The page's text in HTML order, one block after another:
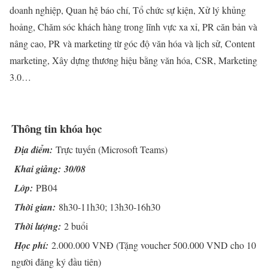
doanh nghiệp, Quan hệ báo chí, Tổ chức sự kiện, Xử lý khủng
hoảng, Chăm sóc khách hàng trong lĩnh vực xa xỉ, PR căn bản và
nâng cao, PR và marketing từ góc độ văn hóa và lịch sử, Content
marketing, Xây dựng thương hiệu bằng văn hóa, CSR, Marketing
3.0…
Thông tin khóa học
Địa điểm: Trực tuyến (Microsoft Teams)
Khai giảng: 30/08
Lớp: PB04
Thời gian: 8h30-11h30; 13h30-16h30
Thời lượng: 2 buổi
Học phí: 2.000.000 VNĐ (Tặng voucher 500.000 VND cho 10
người đăng ký đầu tiên)